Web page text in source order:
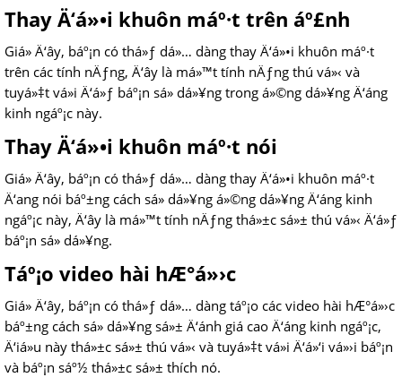
Thay Ä‘á»•i khuôn máº·t trên áº£nh
Giá» Ä‘ây, báº¡n có thá»ƒ dá»… dàng thay Ä‘á»•i khuôn máº·t
trên các tính nÄƒng, Ä‘ây là má»™t tính nÄƒng thú vá»‹ và
tuyá»‡t vá»i Ä‘á»ƒ báº¡n sá»­ dá»¥ng trong á»©ng dá»¥ng Ä‘áng
kinh ngáº¡c này.
Thay Ä‘á»•i khuôn máº·t nói
Giá» Ä‘ây, báº¡n có thá»ƒ dá»… dàng thay Ä‘á»•i khuôn máº·t
Ä‘ang nói báº±ng cách sá»­ dá»¥ng á»©ng dá»¥ng Ä‘áng kinh
ngáº¡c này, Ä‘ây là má»™t tính nÄƒng thá»±c sá»± thú vá»‹ Ä‘á»ƒ
báº¡n sá»­ dá»¥ng.
Táº¡o video hài hÆ°á»›c
Giá» Ä‘ây, báº¡n có thá»ƒ dá»… dàng táº¡o các video hài hÆ°á»›c
báº±ng cách sá»­ dá»¥ng sá»± Ä‘ánh giá cao Ä‘áng kinh ngáº¡c,
Ä‘iá»u này thá»±c sá»± thú vá»‹ và tuyá»‡t vá»i Ä‘á»‘i vá»›i báº¡n
và báº¡n sáº½ thá»±c sá»± thích nó.